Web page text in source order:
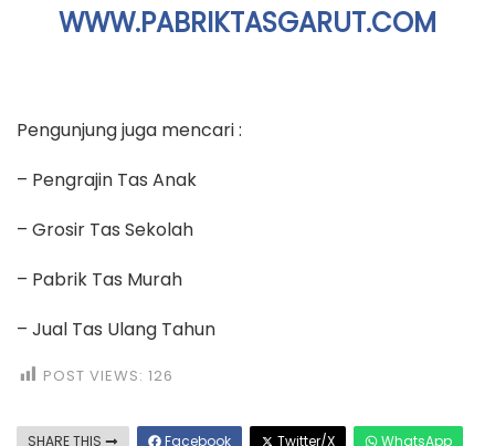
WWW.PABRIKTASGARUT.COM
Pengunjung juga mencari :
– Pengrajin Tas Anak
– Grosir Tas Sekolah
– Pabrik Tas Murah
– Jual Tas Ulang Tahun
POST VIEWS: 126
SHARE THIS Facebook Twitter/X WhatsApp